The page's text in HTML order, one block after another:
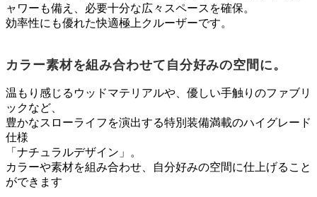
ャワーも備え、必要十分な広々スペースを確保。
効率性にも優れた快適極上クルーザーです。
カラー素材を組み合わせて自分好みの空間に。
温もり感じるウッドマテリアルや、優しい手触りのファブリ
ックなど、
豊かなスローライフを演出する特別装備満載のハイグレード
仕様
「ナチュラルデザイン」。
カラーや素材を組み合わせ、自分好みの空間に仕上げること
ができます